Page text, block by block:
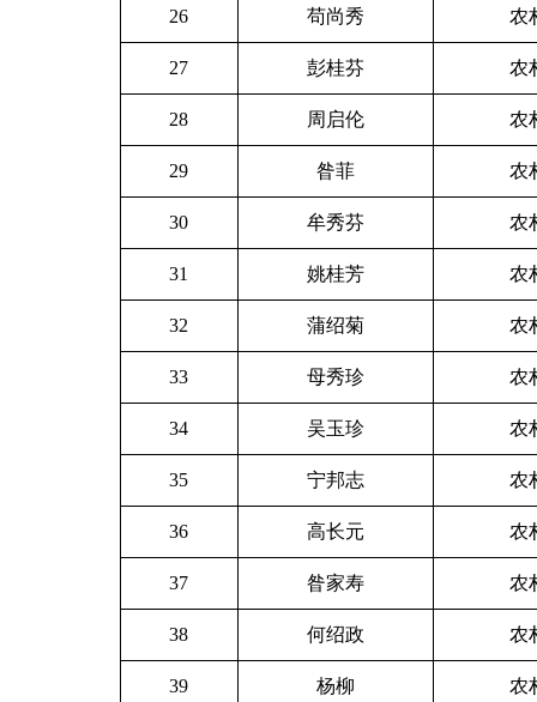
26 苟尚秀 农
27 彭桂芬 农
28 周启伦 农
29 昝菲 农
30 牟秀芬 农
31 姚桂芳 农
32 蒲绍菊 农
33 母秀珍 农
34 吴玉珍 农
35 宁邦志 农
36 高长元 农
37 昝家寿 农
38 何绍政 农
39 杨柳 农